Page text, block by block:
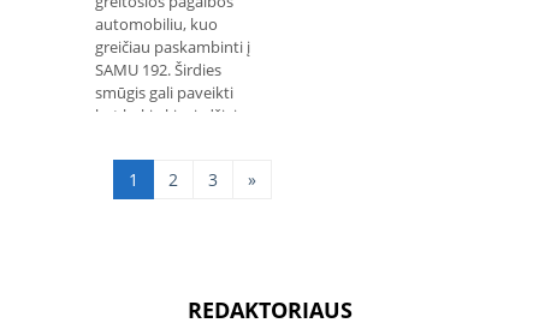
automobiliu, kuo
greičiau paskambinti į
SAMU 192. Širdies
smūgis gali paveikti
bet kokį akivaizdžiai
dažniau pasitaiko
vyresniems žmonėms
arba yra sunkių ligų,
kurių reikia la
1 2 3 »
REDAKTORIAUS